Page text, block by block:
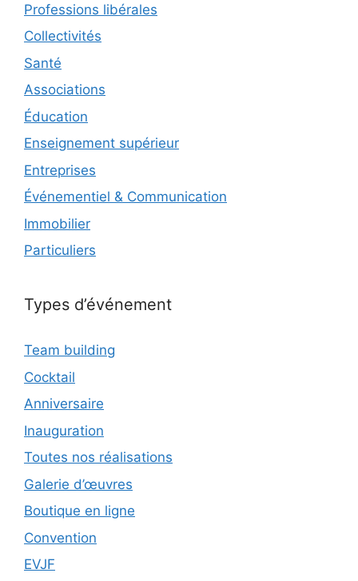
Professions libérales
Collectivités
Santé
Associations
Éducation
Enseignement supérieur
Entreprises
Événementiel & Communication
Immobilier
Particuliers
Types d’événement
Team building
Cocktail
Anniversaire
Inauguration
Toutes nos réalisations
Galerie d’œuvres
Boutique en ligne
Convention
EVJF